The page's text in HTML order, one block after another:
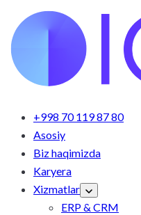
+998 70 119 87 80
Asosiy
Biz haqimizda
Karyera
Xizmatlar
ERP & CRM